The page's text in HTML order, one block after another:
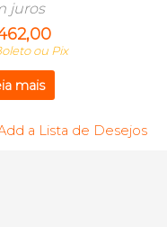
juros
ou Pix
mais
a Lista de Desejos